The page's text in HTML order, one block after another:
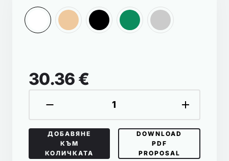
30.36 €
ДОБАВЯНЕ
КЪМ
КОЛИЧКАТА
DOWNLOAD
PDF
PROPOSAL